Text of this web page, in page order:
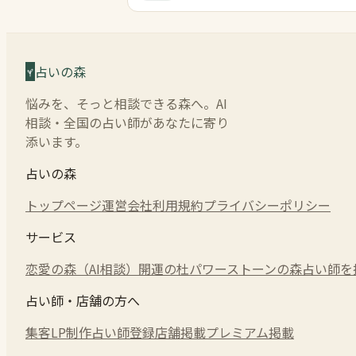
占いの森
悩みを、そっと相談できる森へ。AI
相談・全国の占い師があなたに寄り
添います。
占いの森
トップページ運営会社利用規約プライバシーポリシー
サービス
恋愛の森（AI相談） 開運の杜パワーストーンの森占い師
占い師・店舗の方へ
集客LP制作占い師登録店舗掲載プレミアム掲載